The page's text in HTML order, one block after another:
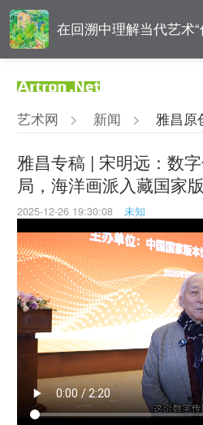
在回溯中理解当代艺术“
破界与归真
李铁夫冯钢百领衔 作
粤籍留美艺术家
吕晓：北京画院两个中心
科带来齐白石研究新突破
艺术网 > 新闻 > 雅昌原
雅昌专稿 | 宋明远：数
局，海洋画派入藏国家
2025-12-26 19:30:08 未知